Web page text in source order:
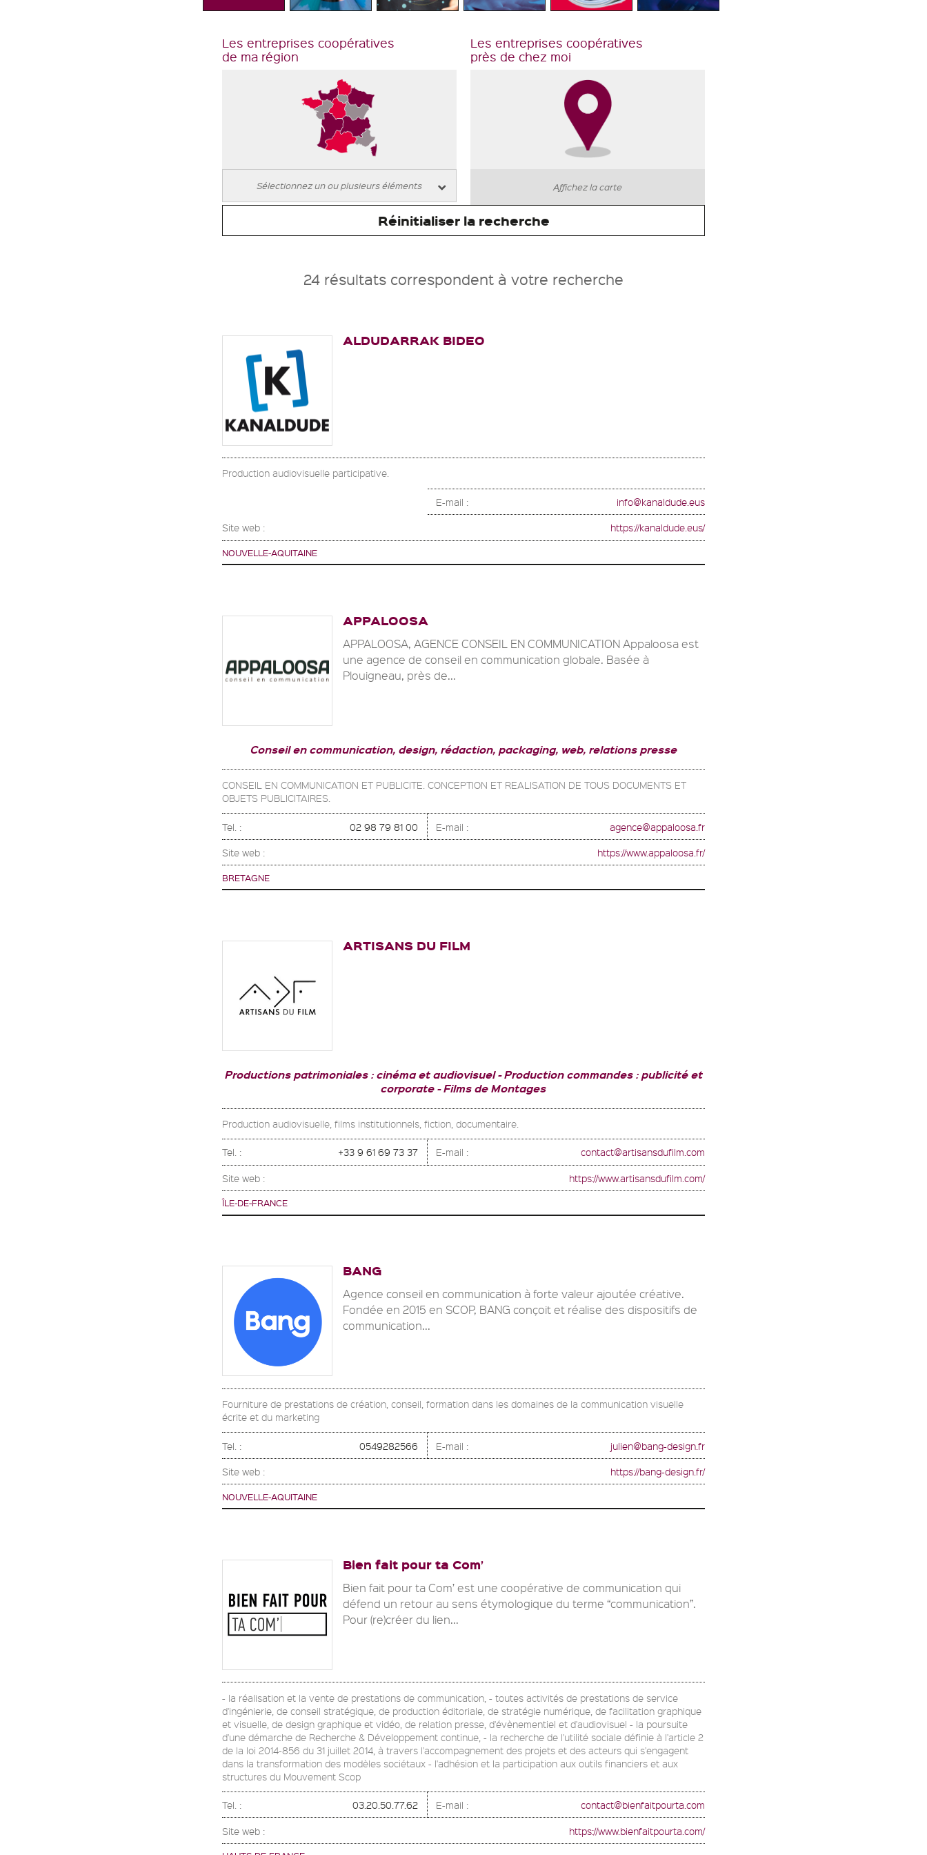
Les entreprises coopératives
de ma région
Les entreprises coopératives
près de chez moi
Affichez la carte
Réinitialiser la recherche
24 résultats correspondent à votre recherche
ALDUDARRAK BIDEO
Production audiovisuelle participative.
E-mail : info@kanaldude.eus
Site web : https://kanaldude.eus/
NOUVELLE-AQUITAINE
APPALOOSA
APPALOOSA, AGENCE CONSEIL EN COMMUNICATION Appaloosa est
une agence de conseil en communication globale. Basée à
Plouigneau, près de...
Conseil en communication, design, rédaction, packaging, web, relations presse
CONSEIL EN COMMUNICATION ET PUBLICITE. CONCEPTION ET REALISATION DE TOUS DOCUMENTS ET
OBJETS PUBLICITAIRES.
Tel. : 02 98 79 81 00 E-mail : agence@appaloosa.fr
Site web : https://www.appaloosa.fr/
BRETAGNE
ARTISANS DU FILM
Productions patrimoniales : cinéma et audiovisuel
Production commandes : publicité et
corporate Films de Montages
Production audiovisuelle, films institutionnels, fiction, documentaire.
Tel. : +33 9 61 69 73 37 E-mail : contact@artisansdufilm.com
Site web : https://www.artisansdufilm.com/
ÎLE-DE-FRANCE
BANG
Agence conseil en communication à forte valeur ajoutée créative.
Fondée en 2015 en SCOP, BANG conçoit et réalise des dispositifs de
communication...
Fourniture de prestations de création, conseil, formation dans les domaines de la communication visuelle
écrite et du marketing
Tel. : 0549282566 E-mail : julien@bang-design.fr
Site web : https://bang-design.fr/
NOUVELLE-AQUITAINE
Bien fait pour ta Com’
Bien fait pour ta Com’ est une coopérative de communication qui
défend un retour au sens étymologique du terme “communication”.
Pour (re)créer du lien...
- la réalisation et la vente de prestations de communication, - toutes activités de prestations de service
d'ingénierie, de conseil stratégique, de production éditoriale, de stratégie numérique, de facilitation graphique
et visuelle, de design graphique et vidéo, de relation presse, d'évènementiel et d'audiovisuel - la poursuite
d'une démarche de Recherche & Développement continue, - la recherche de l'utilité sociale définie à l'article 2
de la loi 2014-856 du 31 juillet 2014, à travers l'accompagnement des projets et des acteurs qui s'engagent
dans la transformation des modèles sociétaux - l'adhésion et la participation aux outils financiers et aux
structures du Mouvement Scop
Tel. : 03.20.50.77.62 E-mail : contact@bienfaitpourta.com
Site web : https://www.bienfaitpourta.com/